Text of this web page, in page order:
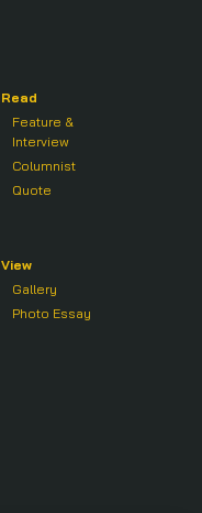
Read
Feature &
Interview
Columnist
Quote
View
Gallery
Photo Essay